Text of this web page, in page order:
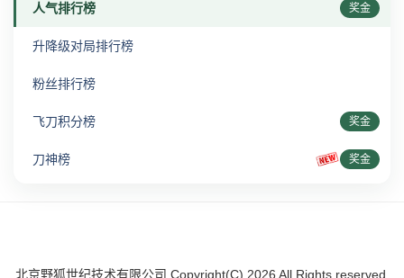
人气排行榜 奖金
升降级对局排行榜
粉丝排行榜
飞刀积分榜 奖金
刀神榜 奖金
北京野狐世纪技术有限公司 Copyright(C) 2026 All Rights reserved.